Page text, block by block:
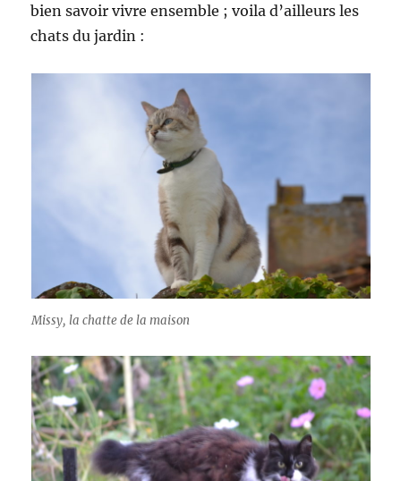
bien savoir vivre ensemble ; voila d’ailleurs les
chats du jardin :
Missy, la chatte de la maison